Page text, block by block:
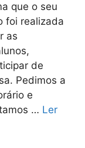
que o seu
foi realizada
as
de
Pedimos a
e
… Ler